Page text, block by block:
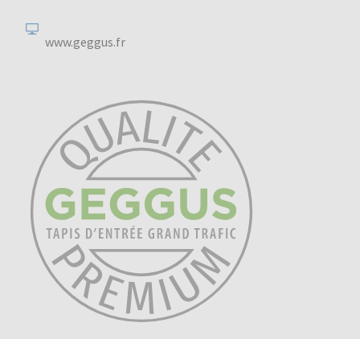
www.geggus.fr